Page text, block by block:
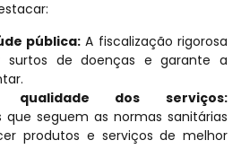
pública: A fiscalização rigorosa
surtos de doenças e garante a
qualidade dos serviços:
que seguem as normas sanitárias
produtos e serviços de melhor